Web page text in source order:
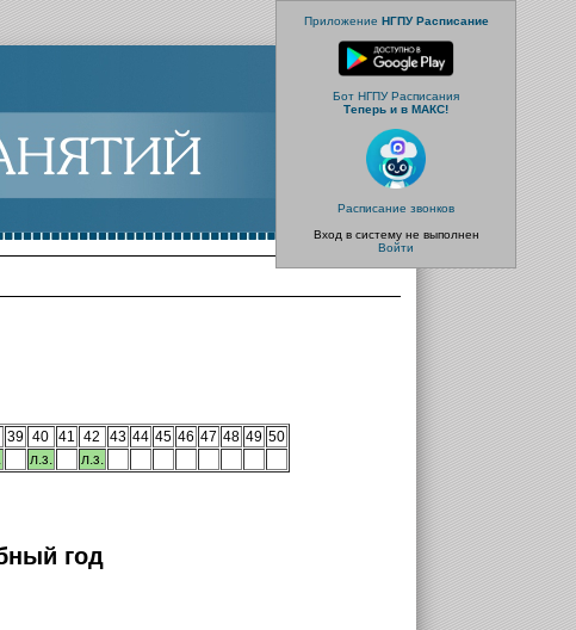
Приложение НГПУ Расписание
Бот НГПУ Расписания
Теперь и в МАКС!
Расписание звонков
Вход в систему не выполнен
Войти
39 40 41 42 43 44 45 46 47 48 49 50
л.з. л.з.
год